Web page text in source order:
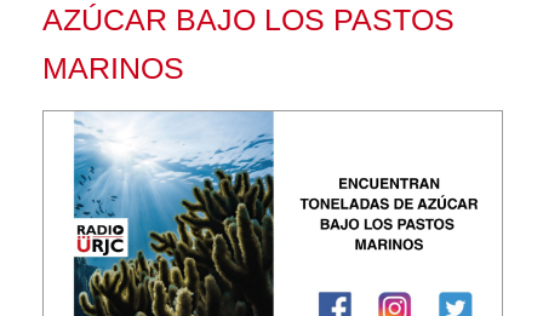
AZÚCAR BAJO LOS PASTOS
MARINOS